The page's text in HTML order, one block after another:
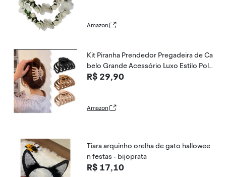
o, Acessórios de cabelo Pacote com 2,
Amazon
Kit Piranha Prendedor Pregadeira de Ca
belo Grande Acessório Luxo Estilo Polv
o 9 cm (Kit B)
R$ 29,90
Amazon
Tiara arquinho orelha de gato hallowee
n festas - bijoprata
R$ 17,10